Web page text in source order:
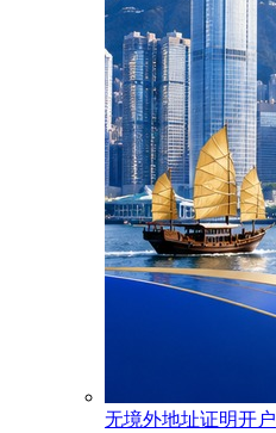
无境外地址证明开户